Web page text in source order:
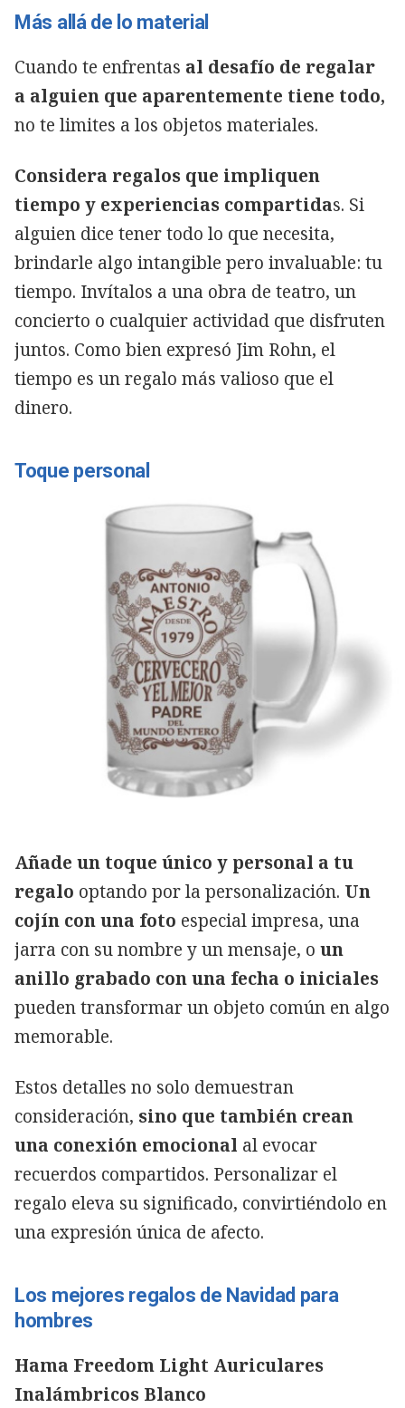
Más allá de lo material
Cuando te enfrentas al desafío de regalar
a alguien que aparentemente tiene todo,
no te limites a los objetos materiales.
Considera regalos que impliquen
tiempo y experiencias compartidas. Si
alguien dice tener todo lo que necesita,
brindarle algo intangible pero invaluable: tu
tiempo. Invítalos a una obra de teatro, un
concierto o cualquier actividad que disfruten
juntos. Como bien expresó Jim Rohn, el
tiempo es un regalo más valioso que el
dinero.
Toque personal
Añade un toque único y personal a tu
regalo optando por la personalización. Un
cojín con una foto especial impresa, una
jarra con su nombre y un mensaje, o un
anillo grabado con una fecha o iniciales
pueden transformar un objeto común en algo
memorable.
Estos detalles no solo demuestran
consideración, sino que también crean
una conexión emocional al evocar
recuerdos compartidos. Personalizar el
regalo eleva su significado, convirtiéndolo en
una expresión única de afecto.
Los mejores regalos de Navidad para
hombres
Hama Freedom Light Auriculares
Inalámbricos Blanco